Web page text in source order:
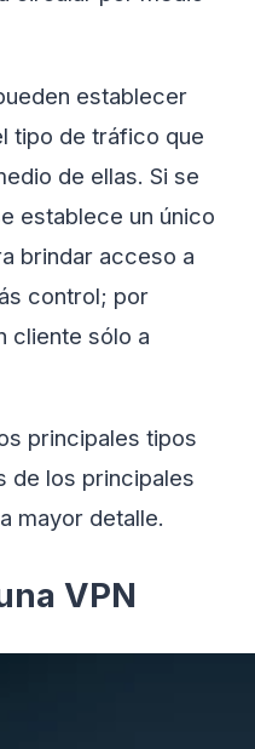
establecer
tipo de tráfico que
de ellas. Si se
establece un único
brindar acceso a
control; por
cliente sólo a
principales tipos
de los principales
mayor detalle.
VPN